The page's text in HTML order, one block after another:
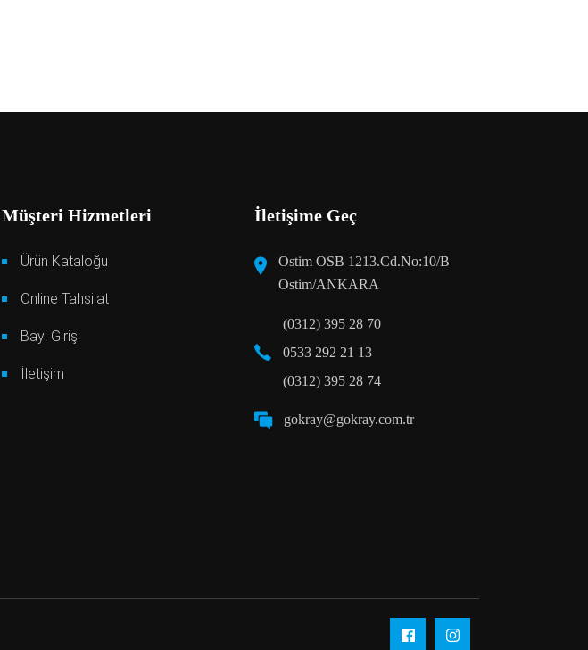
Müşteri Hizmetleri
Ürün Kataloğu
Online Tahsilat
Bayi Girişi
İletişim
İletişime Geç
Ostim OSB 1213.Cd.No:10/B
Ostim/ANKARA
(0312) 395 28 70
0533 292 21 13
(0312) 395 28 74
gokray@gokray.com.tr